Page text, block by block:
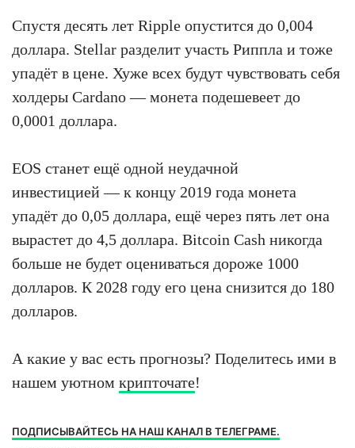
Спустя десять лет Ripple опустится до 0,004
доллара. Stellar разделит участь Риппла и тоже
упадёт в цене. Хуже всех будут чувствовать себя
холдеры Cardano — монета подешевеет до
0,0001 доллара.
EOS станет ещё одной неудачной
инвестицией — к концу 2019 года монета
упадёт до 0,05 доллара, ещё через пять лет она
вырастет до 4,5 доллара. Bitcoin Cash никогда
больше не будет оцениваться дороже 1000
долларов. К 2028 году его цена снизится до 180
долларов.
А какие у вас есть прогнозы? Поделитесь ими в
нашем уютном крипточате!
ПОДПИСЫВАЙТЕСЬ НА НАШ КАНАЛ В ТЕЛЕГРАМЕ.